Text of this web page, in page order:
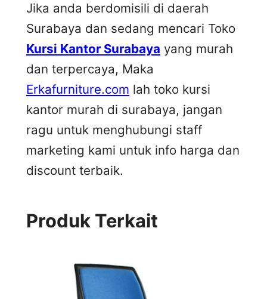
Jika anda berdomisili di daerah
Surabaya dan sedang mencari Toko
Kursi Kantor Surabaya yang murah
dan terpercaya, Maka
Erkafurniture.com lah toko kursi
kantor murah di surabaya, jangan
ragu untuk menghubungi staff
marketing kami untuk info harga dan
discount terbaik.
Produk Terkait